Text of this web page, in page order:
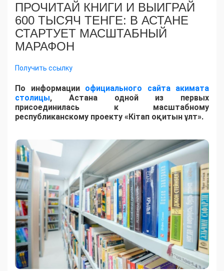
ПРОЧИТАЙ КНИГИ И ВЫИГРАЙ
600 ТЫСЯЧ ТЕНГЕ: В АСТАНЕ
СТАРТУЕТ МАСШТАБНЫЙ
МАРАФОН
Получить ссылку
По информации официального сайта акимата
столицы, Астана одной из первых
присоединилась к масштабному
республиканскому проекту «Кітап оқитын ұлт».